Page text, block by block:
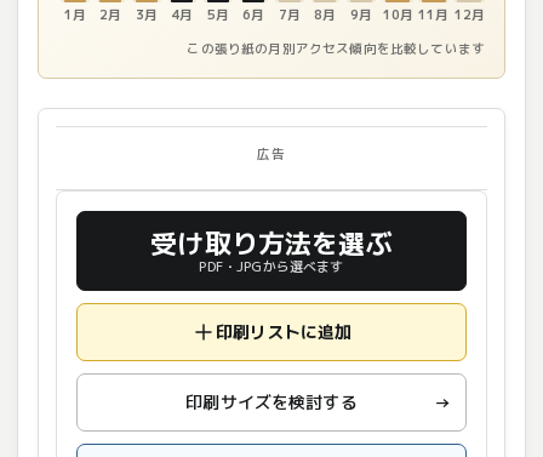
1月 2月 3月 4月 5月 6月 7月 8月 9月 10月 11月 12月
この張り紙の月別アクセス傾向を比較しています
広告
受け取り方法を選ぶ
PDF・JPGから選べます
印刷リストに追加
印刷サイズを検討する →